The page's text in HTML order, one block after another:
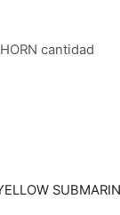
cantidad